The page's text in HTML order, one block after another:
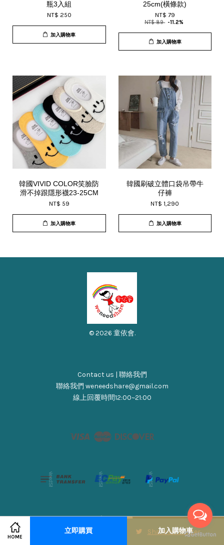
HOME
立即購買 加入購物車
瓶3入組
NT$ 250
加入購物車
25cm(橫條款)
NT$ 79
NT$ 89 -11.2%
加入購物車
韓國VIVID COLOR笑臉防
滑不掉跟隱形襪23-25CM
NT$ 59
加入購物車
韓國刷破立體口袋吊帶牛
仔褲
NT$ 1,290
加入購物車
© 2026 童依會.
Contact us | 聯絡我們
聯絡我們 weneedshare@gmail.com
線上回覆時間12:00~21:00
Visa Master
Share on Facebook Share on Twitter